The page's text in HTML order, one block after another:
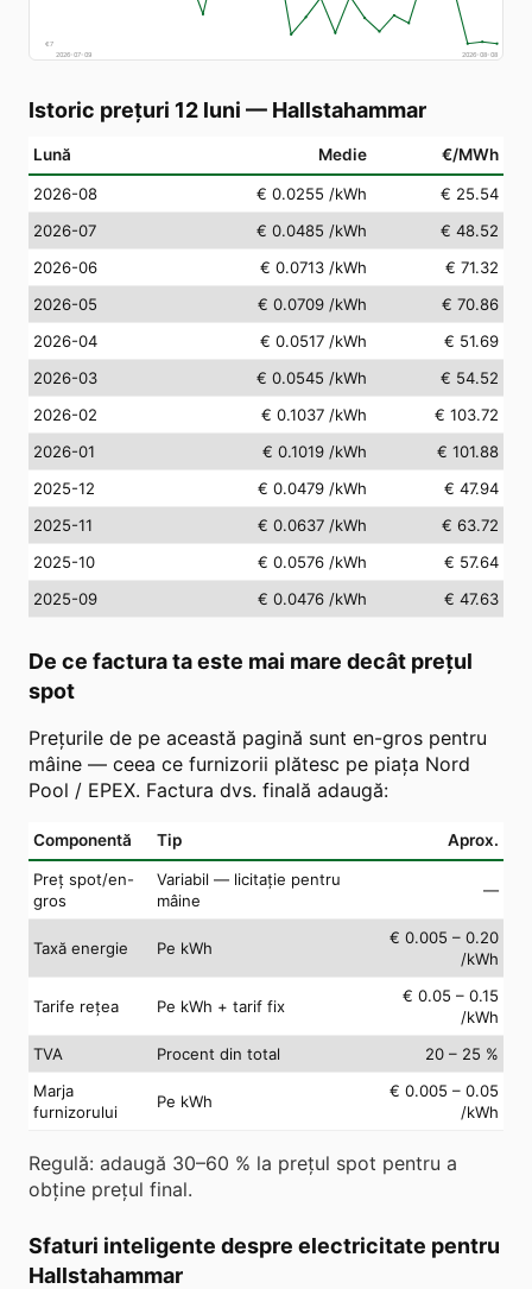
€7
2026-07-09
2026-08-08
Istoric prețuri 12 luni — Hallstahammar
Lună Medie €/MWh
2026-08 € 0.0255 /kWh
€ 25.54
2026-07
€ 0.0485 /kWh
€ 48.52
2026-06
€ 0.0713 /kWh
€ 71.32
2026-05
€ 0.0709 /kWh
€ 70.86
2026-04
€ 0.0517 /kWh
€ 51.69
2026-03
€ 0.0545 /kWh
€ 54.52
2026-02
€ 0.1037 /kWh
€ 103.72
2026-01
€ 0.1019 /kWh
€ 101.88
2025-12
€ 0.0479 /kWh
€ 47.94
2025-11
€ 0.0637 /kWh
€ 63.72
2025-10
€ 0.0576 /kWh
€ 57.64
2025-09
€ 0.0476 /kWh € 47.63
De ce factura ta este mai mare decât prețul
spot
Prețurile de pe această pagină sunt en-gros pentru
mâine — ceea ce furnizorii plătesc pe piața Nord
Pool / EPEX. Factura dvs. finală adaugă:
Componentă Tip Aprox.
Preț spot/en-
gros
Variabil — licitație pentru
mâine
—
Taxă energie Pe kWh
€ 0.005 – 0.20
/kWh
Tarife rețea Pe kWh + tarif fix
€ 0.05 – 0.15
/kWh
TVA
Procent din total
20 – 25 %
Marja
furnizorului
Pe kWh
€ 0.005 – 0.05
/kWh
Regulă: adaugă 30–60 % la prețul spot pentru a
obține prețul final.
Sfaturi inteligente despre electricitate pentru
Hallstahammar